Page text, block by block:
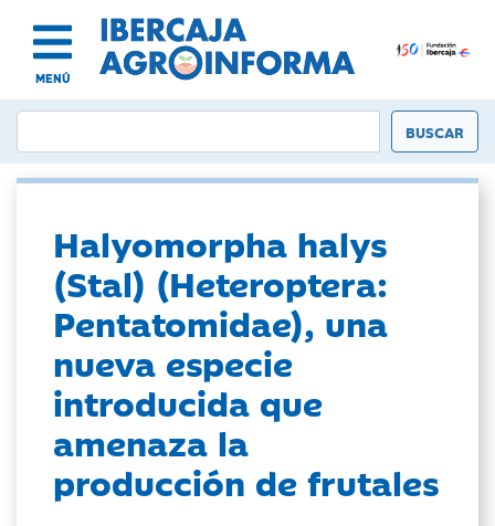
MENÚ
Halyomorpha halys
(Stal) (Heteroptera:
Pentatomidae), una
nueva especie
introducida que
amenaza la
producción de frutales